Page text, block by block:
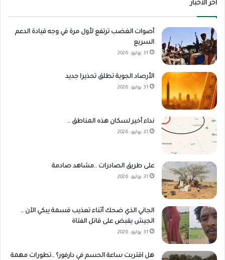
أخر الاخبار
أصوات الغضب ترتفع لأول مرة في وجه قيادة الدعم
السريع
31 يوليو، 2026
الأرصاد الجوية تطلق تحذيرا جديد
31 يوليو، 2026
نداء أخير لسكان هذه المناطق ..
31 يوليو، 2026
على طريق الصادرات ..مشاهد صادمة
31 يوليو، 2026
الجاني الذي ضحك أثناء تعذيب قسمة يبكي الآن ..
الجيش يقبض على قاتل الفتاة
31 يوليو، 2026
هل اقتربت ساعة الحسم في دارفور؟ ..تطورات مهمة